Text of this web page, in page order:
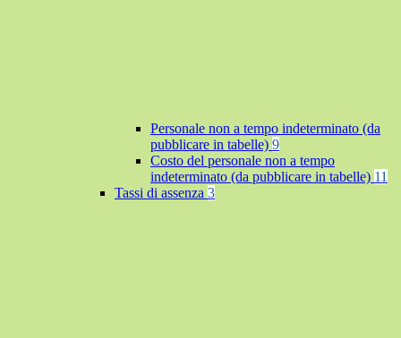
Personale non a tempo indeterminato (da
pubblicare in tabelle) 9
Costo del personale non a tempo
indeterminato (da pubblicare in tabelle) 11
Tassi di assenza 3